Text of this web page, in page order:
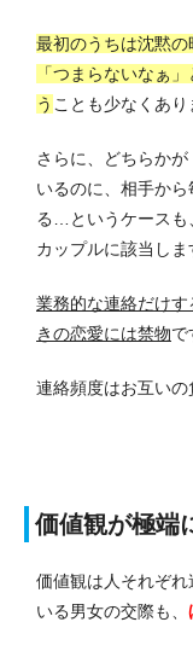
最初のうちは沈黙
「つまらないなぁ
う ことも少なくあり
さらに、どちらか
いるのに、相手か
る…というケースも
カップルに該当しま
業務的な連絡だけ
きの恋愛には禁物で
連絡頻度はお互いの
価値観が極端
価値観は人それぞ
いる男女の交際も、